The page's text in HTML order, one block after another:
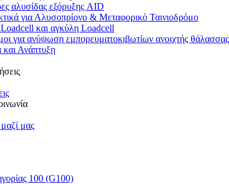
αλυσίδας εξόρυξης AID
για Αλυσοπρίονο & Μεταφορικό Ταινιοδρόμο
και αγκύλη Loadcell
για ανύψωση εμπορευματοκιβωτίων ανοιχτής θάλασσας
Ανάπτυξη
μας
100 (G100)